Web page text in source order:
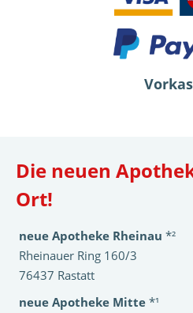
Die neuen
Ort!
neue Apotheke Rheinau *²
Rheinauer Ring 160/3
76437 Rastatt
neue Apotheke Mitte *¹